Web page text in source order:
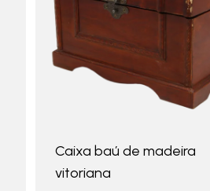
Caixa baú de madeira
vitoriana